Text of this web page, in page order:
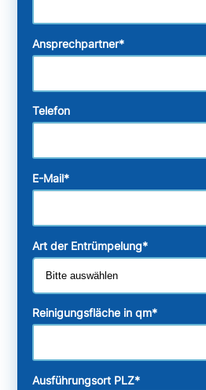
Ansprechpartner*
Telefon
E-Mail*
Art der Entrümpelung*
Reinigungsfläche in qm*
Ausführungsort PLZ*